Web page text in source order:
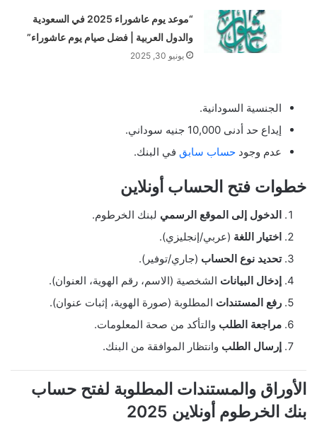
“موعد يوم عاشوراء 2025 في السعودية
والدول العربية | فضل صيام يوم عاشوراء”
يونيو 30, 2025
الجنسية السودانية.
إيداع حد أدنى 10,000 جنيه سوداني.
عدم وجود حساب سابق في البنك.
خطوات فتح الحساب أونلاين
الدخول إلى الموقع الرسمي لبنك الخرطوم.
اختيار اللغة (عربي/إنجليزي).
تحديد نوع الحساب (جاري/توفير).
إدخال البيانات الشخصية (الاسم، رقم الهوية، العنوان).
رفع المستندات المطلوبة (صورة الهوية، إثبات عنوان).
مراجعة الطلب والتأكد من صحة المعلومات.
إرسال الطلب وانتظار الموافقة من البنك.
الأوراق والمستندات المطلوبة لفتح حساب
بنك الخرطوم أونلاين 2025